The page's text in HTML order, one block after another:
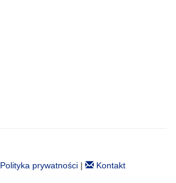
Polityka prywatności | Kontakt